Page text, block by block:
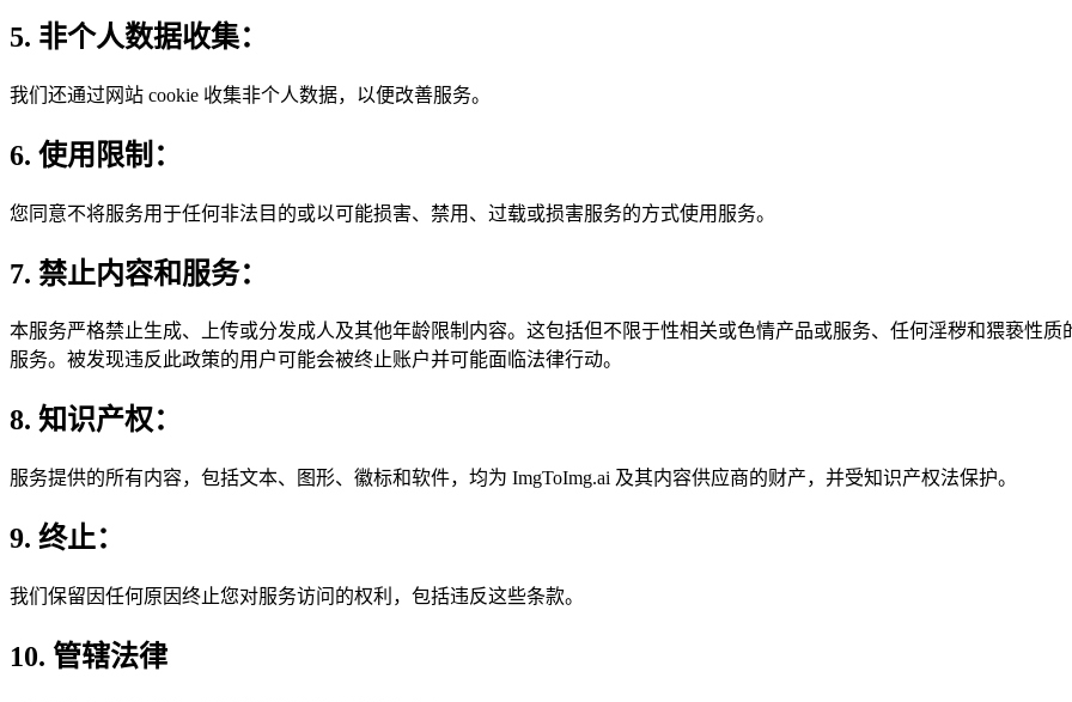
5. 非个人数据收集：
我们还通过网站 cookie 收集非个人数据，以便改善服务。
6. 使用限制：
您同意不将服务用于任何非法目的或以可能损害、禁用、过载或损害服务的方式使用服务。
7. 禁止内容和服务：
本服务严格禁止生成、上传或分发成人及其他年龄限制内容。这包括但不限于性相关或色情产品或服务、任何淫秽和猥亵性
服务。被发现违反此政策的用户可能会被终止账户并可能面临法律行动。
8. 知识产权：
服务提供的所有内容，包括文本、图形、徽标和软件，均为 ImgToImg.ai 及其内容供应商的财产，并受知识产权法保护。
9. 终止：
我们保留因任何原因终止您对服务访问的权利，包括违反这些条款。
10. 管辖法律